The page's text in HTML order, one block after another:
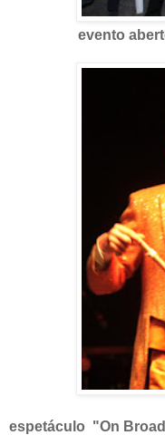
evento
espetáculo "On